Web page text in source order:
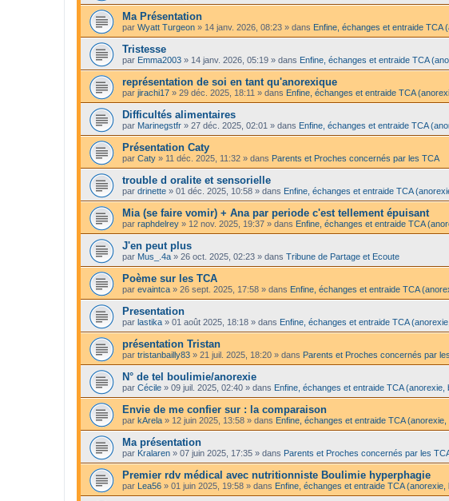
Ma Présentation
par Wyatt Turgeon » 14 janv. 2026, 08:23 » dans Enfine, échanges et entraide TCA
Tristesse
par Emma2003 » 14 janv. 2026, 05:19 » dans Enfine, échanges et entraide TCA
représentation de soi en tant qu'anorexique
par jirachi17 » 29 déc. 2025, 18:11 » dans Enfine, échanges et entraide TCA
Difficultés alimentaires
par Marinegstfr » 27 déc. 2025, 02:01 » dans Enfine, échanges et entraide TCA
Présentation Caty
par Caty » 11 déc. 2025, 11:32 » dans Parents et Proches concernés par les TCA
trouble d oralite et sensorielle
par drinette » 01 déc. 2025, 10:58 » dans Enfine, échanges et entraide TCA
Mia (se faire vomir) + Ana par periode c'est tellement épuisant
par raphdelrey » 12 nov. 2025, 19:37 » dans Enfine, échanges et entraide TCA
J'en peut plus
par Mus_.4a » 26 oct. 2025, 02:23 » dans Tribune de Partage et Ecoute
Poème sur les TCA
par evaintca » 26 sept. 2025, 17:58 » dans Enfine, échanges et entraide TCA
Presentation
par lastika » 01 août 2025, 18:18 » dans Enfine, échanges et entraide TCA
présentation Tristan
par tristanbailly83 » 21 juil. 2025, 18:20 » dans Parents et Proches concernés par
N° de tel boulimie/anorexie
par Cécile » 09 juil. 2025, 02:40 » dans Enfine, échanges et entraide TCA (anorexie,
Envie de me confier sur : la comparaison
par kArela » 12 juin 2025, 13:58 » dans Enfine, échanges et entraide TCA (anorexie,
Ma présentation
par Kralaren » 07 juin 2025, 17:35 » dans Parents et Proches concernés par les
Premier rdv médical avec nutritionniste Boulimie hyperphagie
par Lea56 » 01 juin 2025, 19:58 » dans Enfine, échanges et entraide TCA (anorexie,